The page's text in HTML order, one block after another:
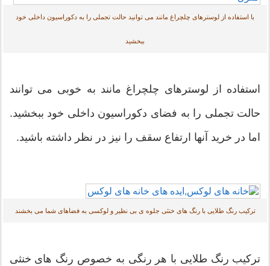
با استفاده از لوسترهای چلچراغ مانند می توانید حالت تجملی را به دکوراسیون داخلی خود
ببخشید
استفاده از لوسترهای چلچراغ مانند به خوبی می توانند
حالت تجملی را به فضای دکوراسیون داخلی خود ببخشید.
اما در خرید آنها ارتفاع سقف را نیز در نظر داشته باشید.
ترکیب رنگ طلایی با رنگ های خنثی جلوه ی بی نظیر و لوکسی به فضاهای شما می بخشند
ترکیب رنگ طلایی با هر رنگی به خصوص رنگ های خنثی